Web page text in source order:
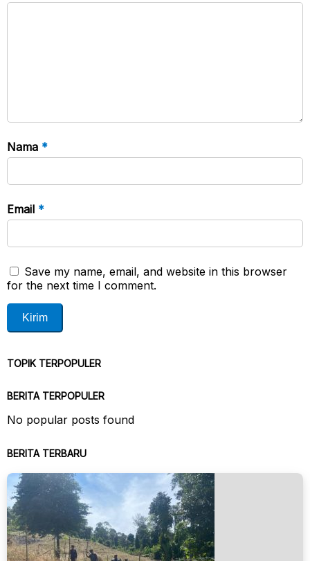
Nama *
Email *
Save my name, email, and website in this browser
for the next time I comment.
TOPIK TERPOPULER
BERITA TERPOPULER
No popular posts found
BERITA TERBARU